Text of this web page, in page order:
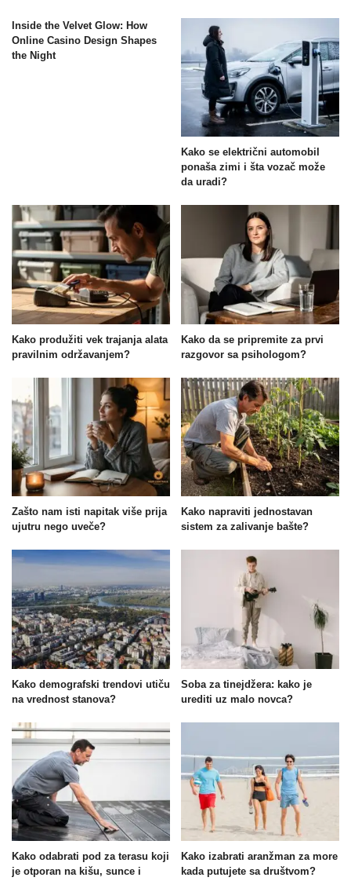
Inside the Velvet Glow: How
Online Casino Design Shapes
the Night
Kako se električni automobil
ponaša zimi i šta vozač može
da uradi?
Kako produžiti vek trajanja alata
pravilnim održavanjem?
Kako da se pripremite za prvi
razgovor sa psihologom?
Zašto nam isti napitak više prija
ujutru nego uveče?
Kako napraviti jednostavan
sistem za zalivanje bašte?
Kako demografski trendovi utiču
na vrednost stanova?
Soba za tinejdžera: kako je
urediti uz malo novca?
Kako odabrati pod za terasu koji
je otporan na kišu, sunce i
Kako izabrati aranžman za more
kada putujete sa društvom?